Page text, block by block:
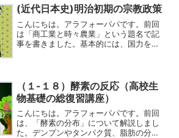
に感染した細胞を特異的に認識して、直
接攻撃し破壊すること...
(近代日本史)明治初期の宗教政策
こんにちは。アラフォーパパです。前回
は「商工業と時々農業」という題名で記
事を書きました。基本的には、国力を上
させて、軍事力を上げるこ...
（１-１８）酵素の反応（高校生
物基礎の総復習講座）
こんにちは。アラフォーパパです。前回
は、「酵素の分布」について解説しまし
た。デンプンやタンパク質、脂肪の分解